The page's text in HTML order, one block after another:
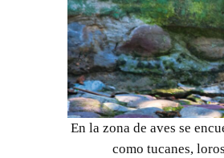
En la zona de aves se
como tucanes,